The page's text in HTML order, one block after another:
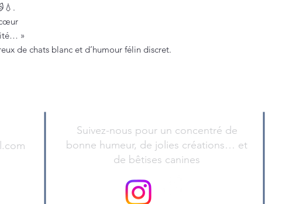
»
de chats blanc et d’humour félin discret.
Suivez-nous pour un concentré de
bonne humeur, de jolies créations… et
de bêtises canines